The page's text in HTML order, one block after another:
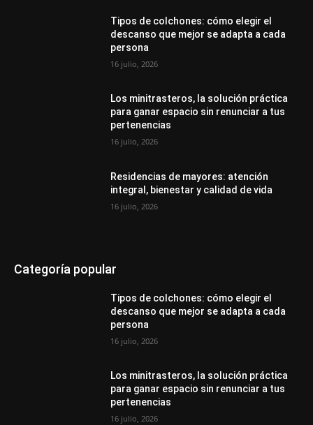
Tipos de colchones: cómo elegir el
descanso que mejor se adapta a cada
persona
16 julio, 2026
Los minitrasteros, la solución práctica
para ganar espacio sin renunciar a tus
pertenencias
16 julio, 2026
Residencias de mayores: atención
integral, bienestar y calidad de vida
16 julio, 2026
Categoría popular
Tipos de colchones: cómo elegir el
descanso que mejor se adapta a cada
persona
16 julio, 2026
Los minitrasteros, la solución práctica
para ganar espacio sin renunciar a tus
pertenencias
16 julio, 2026